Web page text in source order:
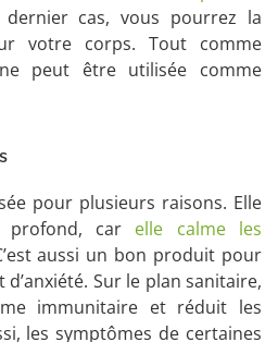
cas, vous pourrez la
votre corps. Tout comme
peut être utilisée comme
pour plusieurs raisons. Elle
profond, car elle calme les
aussi un bon produit pour
Sur le plan sanitaire,
immunitaire et réduit les
les symptômes de certaines